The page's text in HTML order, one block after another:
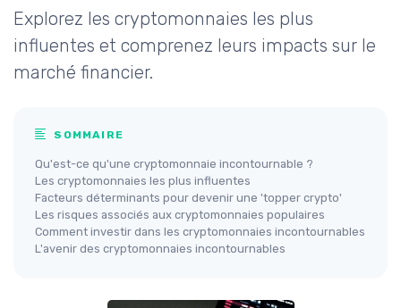
Explorez les cryptomonnaies les plus
influentes et comprenez leurs impacts sur le
marché financier.
SOMMAIRE
Qu'est-ce qu'une cryptomonnaie incontournable ?
Les cryptomonnaies les plus influentes
Facteurs déterminants pour devenir une 'topper crypto'
Les risques associés aux cryptomonnaies populaires
Comment investir dans les cryptomonnaies incontournables
L'avenir des cryptomonnaies incontournables